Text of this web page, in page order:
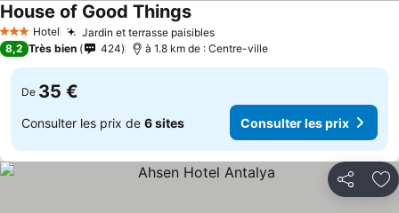
3 ÉtoilesHotel Jardin et terrasse paisibles
House of Good Things
8,2 Très bien 424 à 1.8 km de : Centre-ville
De 35 €
Consulter les prix de 6 sites Consulter les prix
Partager